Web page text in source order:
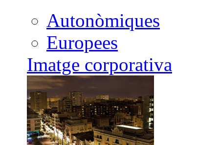
Autonòmiques
Europees
Imatge corporativa